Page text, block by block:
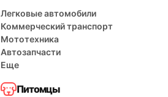
Легковые автомобили
Коммерческий транспорт
Мототехника
Автозапчасти
Еще
Питомцы